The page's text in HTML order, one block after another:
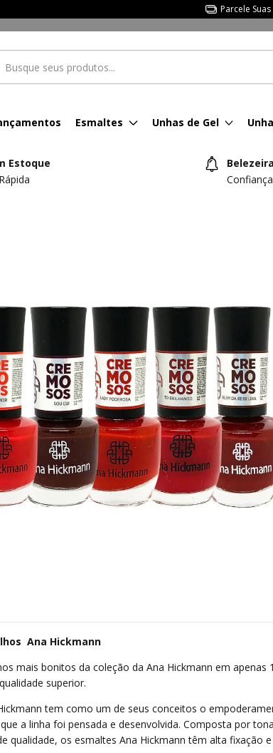
Parcele
Esmaltes Unhas de Gel
Estoque
Ana Hickmann
mais bonitos da coleção da Ana Hickmann em apenas
superior.
tem como um de seus conceitos o
a linha foi pensada e desenvolvida. Composta por
qualidade, os esmaltes Ana Hickmann têm alta